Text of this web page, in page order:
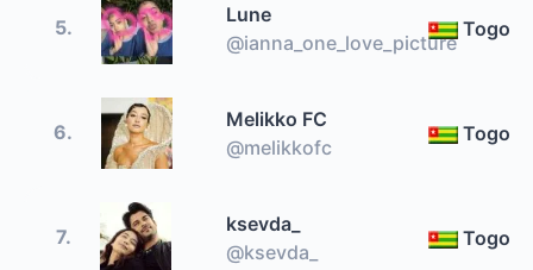
5.
Lune
@ianna_one_love_picture
Togo
6.
Melikko FC
@melikkofc
Togo
7.
ksevda_
@ksevda_
Togo